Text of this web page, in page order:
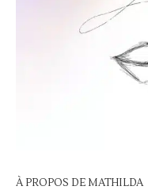
À PROPOS DE MATHILDA